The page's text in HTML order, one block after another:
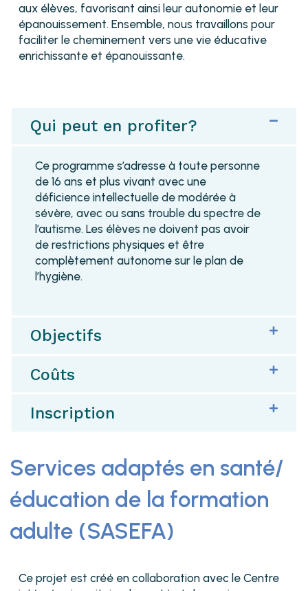
aux élèves, favorisant ainsi leur autonomie et leur
épanouissement. Ensemble, nous travaillons pour
faciliter le cheminement vers une vie éducative
enrichissante et épanouissante.
Qui peut en profiter?
Ce programme s’adresse à toute personne
de 16 ans et plus vivant avec une
déficience intellectuelle de modérée à
sévère, avec ou sans trouble du spectre de
l’autisme. Les élèves ne doivent pas avoir
de restrictions physiques et être
complètement autonome sur le plan de
l’hygiène.
Objectifs
Coûts
Inscription
Services adaptés en santé/
éducation de la formation
adulte (SASEFA)
Ce projet est créé en collaboration avec le Centre